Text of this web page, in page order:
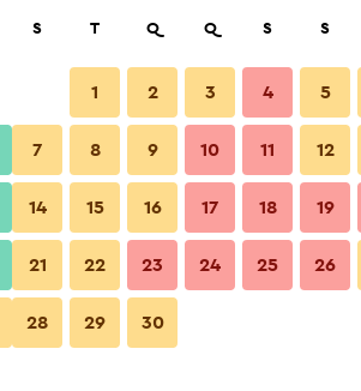
Restaurante
Fotos
S T Q Q S S
1 2 3 4 5
7 8 9 10 11 12
14 15 16 17 18 19
21 22 23 24 25 26
28 29 30